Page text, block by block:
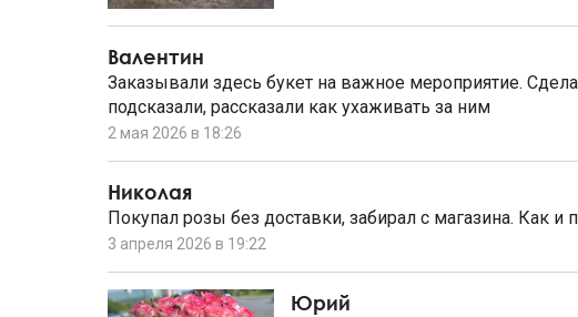
Валентин
Заказывали здесь букет на важное мероприятие.
подсказали, рассказали как ухаживать за ним
2 мая 2026 в 18:26
Николая
Покупал розы без доставки, забирал с магазина. Как
3 апреля 2026 в 19:22
Юрий